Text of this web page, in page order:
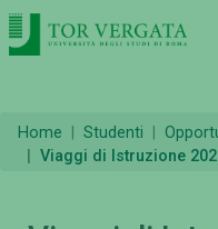
Home Studenti
Viaggi di Istruzione